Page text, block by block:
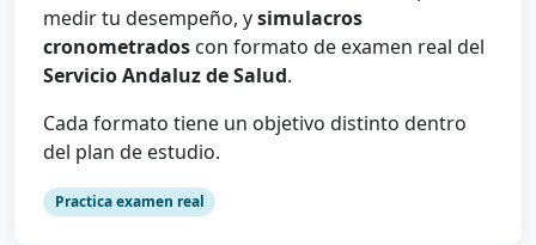
medir tu desempeño, ysimulacros
cronometrados con formato de examen real del
Servicio Andaluz de Salud.
Cada formato tiene un objetivo distinto dentro
del plan de estudio.
Practica examen real